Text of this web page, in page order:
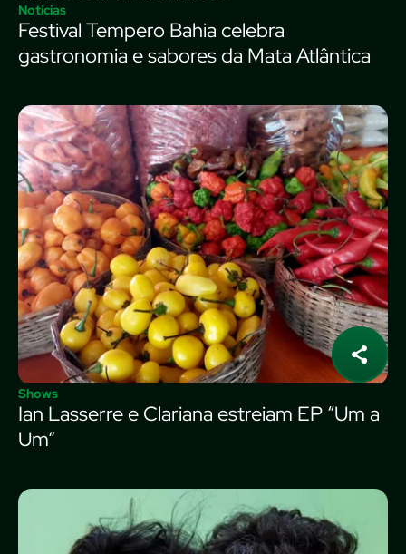
Notícias
Festival Tempero Bahia celebra
gastronomia e sabores da Mata Atlântica
Shows
Ian Lasserre e Clariana estreiam EP “Um a
Um”